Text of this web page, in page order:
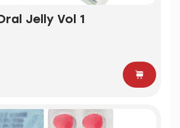
Jelly Vol 1